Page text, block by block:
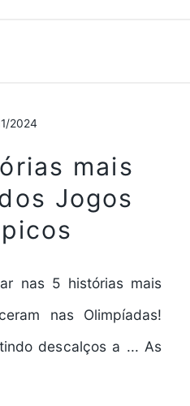
2024
mais
Jogos
nas 5 histórias mais
nas Olimpíadas!
descalços a ... As